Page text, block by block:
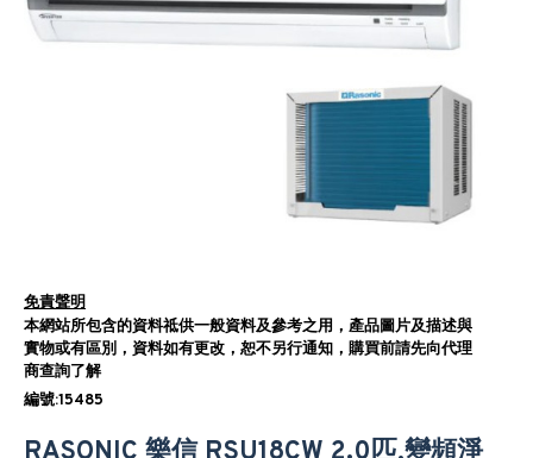
免責聲明
本網站所包含的資料祗供一般資料及參考之用，產品圖片及描述與
實物或有區別，資料如有更改，恕不另行通知，購買前請先向代理
商查詢了解
編號:15485